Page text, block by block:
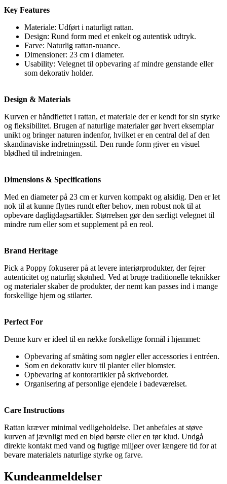
Key Features
Materiale: Udført i naturligt rattan.
Design: Rund form med et enkelt og autentisk udtryk.
Farve: Naturlig rattan-nuance.
Dimensioner: 23 cm i diameter.
Usability: Velegnet til opbevaring af mindre genstande eller
som dekorativ holder.
Design & Materials
Kurven er håndflettet i rattan, et materiale der er kendt for sin styrke
og fleksibilitet. Brugen af naturlige materialer gør hvert eksemplar
unikt og bringer naturen indenfor, hvilket er en central del af den
skandinaviske indretningsstil. Den runde form giver en visuel
blødhed til indretningen.
Dimensions & Specifications
Med en diameter på 23 cm er kurven kompakt og alsidig. Den er let
nok til at kunne flyttes rundt efter behov, men robust nok til at
opbevare dagligdagsartikler. Størrelsen gør den særligt velegnet til
mindre rum eller som et supplement på en reol.
Brand Heritage
Pick a Poppy fokuserer på at levere interiørprodukter, der fejrer
autenticitet og naturlig skønhed. Ved at bruge traditionelle teknikker
og materialer skaber de produkter, der nemt kan passes ind i mange
forskellige hjem og stilarter.
Perfect For
Denne kurv er ideel til en række forskellige formål i hjemmet:
Opbevaring af småting som nøgler eller accessories i entréen.
Som en dekorativ kurv til planter eller blomster.
Opbevaring af kontorartikler på skrivebordet.
Organisering af personlige ejendele i badeværelset.
Care Instructions
Rattan kræver minimal vedligeholdelse. Det anbefales at støve
kurven af jævnligt med en blød børste eller en tør klud. Undgå
direkte kontakt med vand og fugtige miljøer over længere tid for at
bevare materialets naturlige styrke og farve.
Kundeanmeldelser